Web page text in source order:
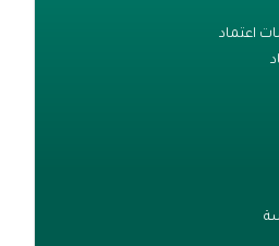
اعتماد